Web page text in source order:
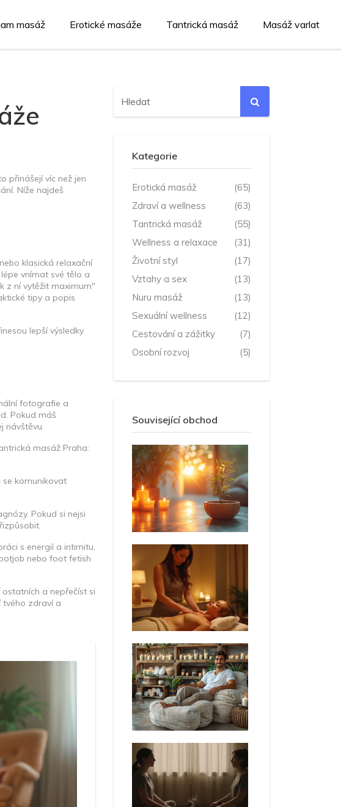
masáž Erotické masáže Tantrická masáž Masáž varlat
přinášejí víc než jen
Níže najdeš
klasická relaxační
vnímat své tělo a
z ní vytěžit maximum"
tipy a popis
lepší výsledky
fotografie a
Pokud máš
návštěvu.
masáž Praha:
se komunikovat
Pokud si nejsi
s energií a intimitu,
nebo foot fetish
a nepřečíst si
tvého zdraví a
Kategorie
Erotická masáž
(65)
Zdraví a wellness
(63)
Tantrická masáž
(55)
Wellness a relaxace
(31)
Životní styl
(17)
Vztahy a sex
(13)
Nuru masáž
(13)
Sexuální wellness
(12)
Cestování a zážitky
(7)
Osobní rozvoj
(5)
Související obchod